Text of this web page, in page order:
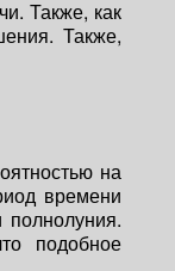
Также, как
Также,
на
времени
подобное